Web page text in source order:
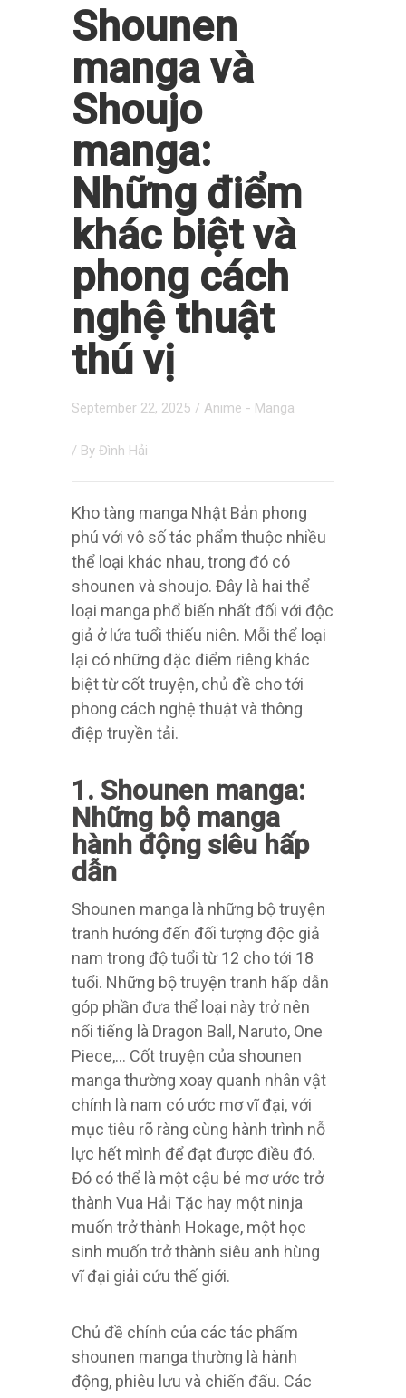
Shounen
manga và
Shoujo
manga:
Những điểm
khác biệt và
phong cách
nghệ thuật
thú vị
September 22, 2025 / Anime - Manga
/ By Đình Hải
Kho tàng manga Nhật Bản phong
phú với vô số tác phẩm thuộc nhiều
thể loại khác nhau, trong đó có
shounen và shoujo. Đây là hai thể
loại manga phổ biến nhất đối với độc
giả ở lứa tuổi thiếu niên. Mỗi thể loại
lại có những đặc điểm riêng khác
biệt từ cốt truyện, chủ đề cho tới
phong cách nghệ thuật và thông
điệp truyền tải.
1. Shounen manga:
Những bộ manga
hành động siêu hấp
dẫn
Shounen manga là những bộ truyện
tranh hướng đến đối tượng độc giả
nam trong độ tuổi từ 12 cho tới 18
tuổi. Những bộ truyện tranh hấp dẫn
góp phần đưa thể loại này trở nên
nổi tiếng là Dragon Ball, Naruto, One
Piece,… Cốt truyện của shounen
manga thường xoay quanh nhân vật
chính là nam có ước mơ vĩ đại, với
mục tiêu rõ ràng cùng hành trình nỗ
lực hết mình để đạt được điều đó.
Đó có thể là một cậu bé mơ ước trở
thành Vua Hải Tặc hay một ninja
muốn trở thành Hokage, một học
sinh muốn trở thành siêu anh hùng
vĩ đại giải cứu thế giới.
Chủ đề chính của các tác phẩm
shounen manga thường là hành
động, phiêu lưu và chiến đấu. Các